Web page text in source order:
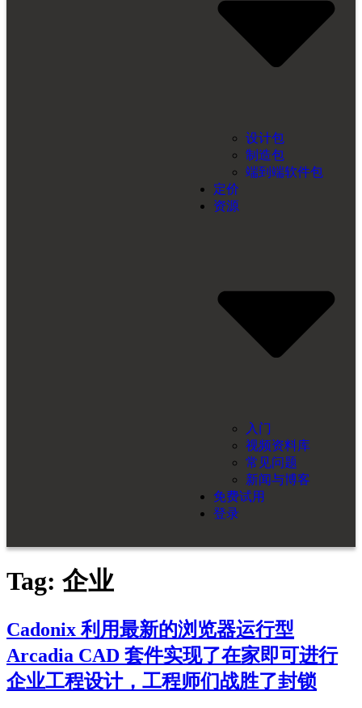
设计包
制造包
端到端软件包
定价
资源
入门
视频资料库
常见问题
新闻与博客
免费试用
登录
Tag: 企业
Cadonix 利用最新的浏览器运行型
Arcadia CAD 套件实现了在家即可进行
企业工程设计，工程师们战胜了封锁